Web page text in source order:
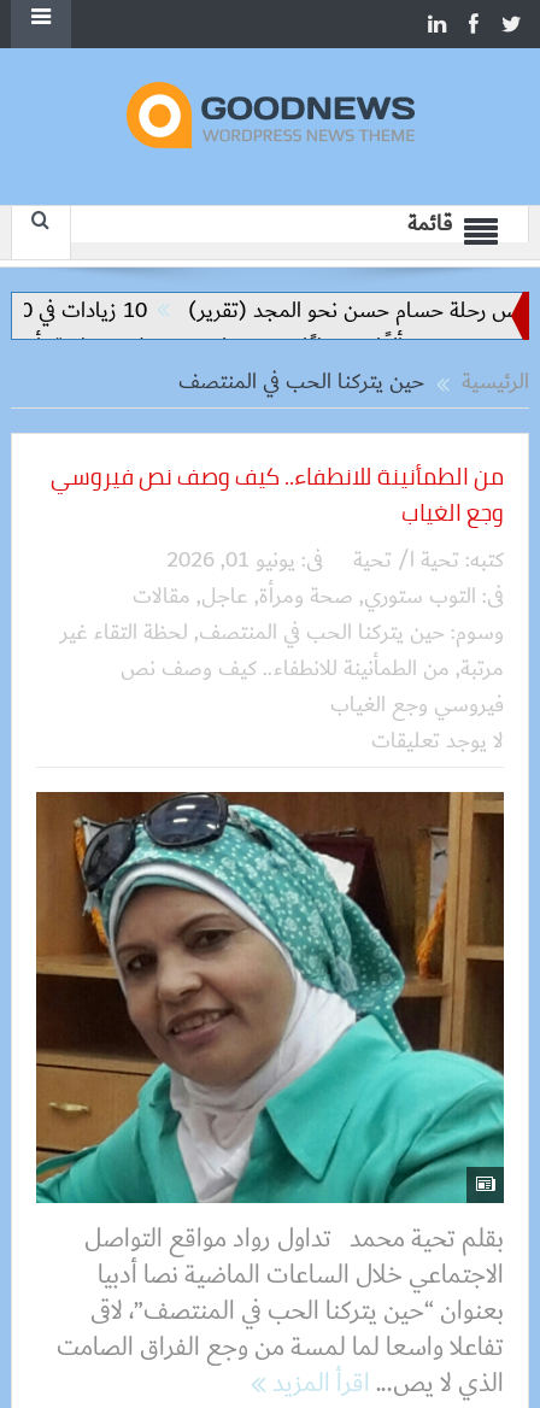
قائمة
رحلة حسام حسن نحو المجد (تقرير)
10 زيادات في 10 سنوات.. هل حان الوقت لرفع دعم البنزين نهائيا؟
كيلو
حملات بيطرية بأسوان
الرئيسية
حين يتركنا الحب في المنتصف
من الطمأنينة للانطفاء.. كيف وصف نص فيروسي
وجع الغياب
كتبه: تحية ا/ تحية فى: يونيو 01, 2026
فى: التوب ستوري, صحة ومرأة, عاجل, مقالات
وسوم: حين يتركنا الحب في المنتصف, لحظة التقاء غير
مرتبة, من الطمأنينة للانطفاء.. كيف وصف نص
فيروسي وجع الغياب
لا يوجد تعليقات
بقلم تحية محمد تداول رواد مواقع التواصل
الاجتماعي خلال الساعات الماضية نصا أدبيا
بعنوان “حين يتركنا الحب في المنتصف”، لاقى
تفاعلا واسعا لما لمسة من وجع الفراق الصامت
الذي لا يص...اقرأ المزيد